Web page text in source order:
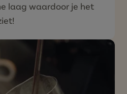
laag waardoor je het